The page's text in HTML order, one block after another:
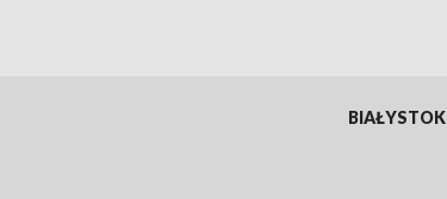
BIAŁYSTOK